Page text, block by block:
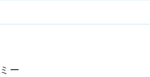
ー